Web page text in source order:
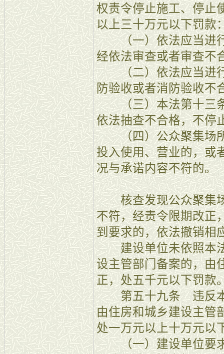
权责令停止施工、停止
以上三十万元以下罚款
（一）依法应当进行
经依法审查或者审查不
（二）依法应当进行
防验收或者消防验收不
（三）本法第十三条
依法抽查不合格，不停
（四）公众聚集场所
投入使用、营业的，或
况与承诺内容不符的。
核查发现公众聚集场
不符，经责令限期改正
到要求的，依法撤销相
建设单位未依照本法
设主管部门备案的，由
正，处五千元以下罚款
第五十九条 违反本
由住房和城乡建设主管
处一万元以上十万元以
（一）建设单位要求